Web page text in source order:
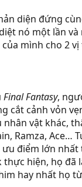
diện đứng
nó một lần
mình cho 2
Final Fantasy,
cắt cảnh vỏn
vật khác,
Ramza, Ace…
điểm lớn
hiện, họ
hay nhất họ